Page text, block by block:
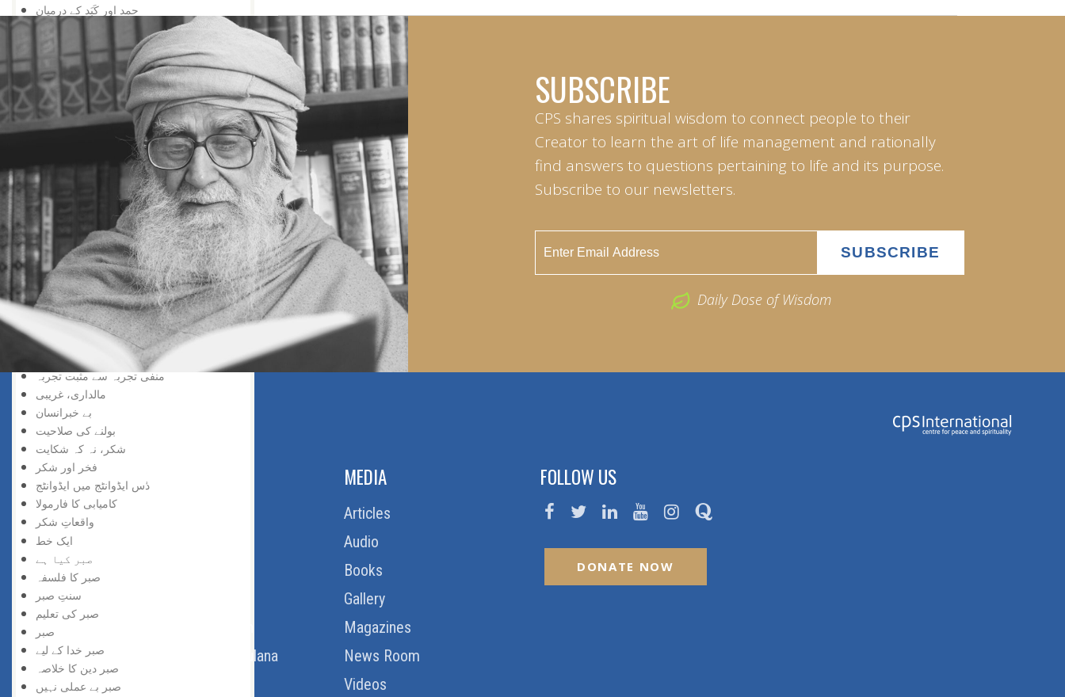
حمد اور کَبَد کے درمیان
مذہبی صداقت کا سائنسی ظہور
ایک سادہ مثال
زندگی کی مددگار
پھول اور کانٹا
زحمت میں رحمت
انعام کی شکرگزاری
شکر گزاری، سرکشی
شکر کی حقیقت
نعمت کا اعتراف
نہ ملے پر شکایت، ملے پر بے اعترافی
منعم کا اعتراف نہیں
شکر میں جینا سیکھیے
ایک تجربہ
شکر کا ایروژن
دور شکر
محرومی ایک نعمت
منفی تجربہ سے مثبت تجربہ
مالداری، غریبی
بے خبرانسان
بولنے کی صلاحیت
شکر، نہ کہ شکایت
فخر اور شکر
ڈس ایڈوانٹج میں ایڈوانٹج
کامیابی کا فارمولا
واقعاتِ شکر
ایک خط
صبر کیا ہے
صبر کا فلسفہ
سنتِ صبر
صبر کی تعلیم
صبر
صبر خدا کے لیے
صبر دین کا خلاصہ
صبر بے عملی نہیں
SUBSCRIBE
CPS shares spiritual wisdom to connect people to their
Creator to learn the art of life management and rationally
find answers to questions pertaining to life and its purpose.
Subscribe to our newsletters.
Daily Dose of Wisdom
ABOUT US
Thoughts Of Maulana
MEDIA
Articles
Audio
Books
Gallery
Magazines
News Room
Videos
FOLLOW US
DONATE NOW